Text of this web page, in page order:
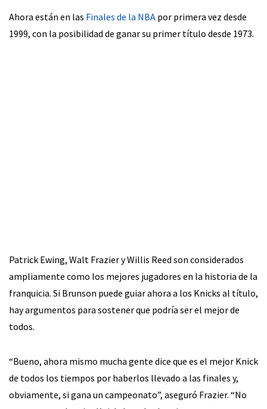
Ahora están en las Finales de la NBA por primera vez desde
1999, con la posibilidad de ganar su primer título desde 1973.
Patrick Ewing, Walt Frazier y Willis Reed son considerados
ampliamente como los mejores jugadores en la historia de la
franquicia. Si Brunson puede guiar ahora a los Knicks al título,
hay argumentos para sostener que podría ser el mejor de
todos.
“Bueno, ahora mismo mucha gente dice que es el mejor Knick
de todos los tiempos por haberlos llevado a las finales y,
obviamente, si gana un campeonato”, aseguró Frazier. “No